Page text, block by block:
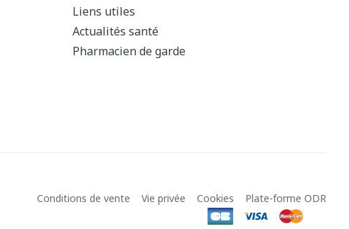
Liens utiles
Actualités santé
Pharmacien de garde
Conditions de vente Vie privée Cookies Plate-forme ODR